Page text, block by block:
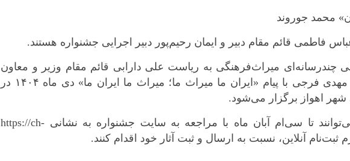
محمد جوروند
فاطمی قائم مقام دبیر و ایمان رحیم‌پور دبیر اجرایی جشنواره هستند.
چندرسانه‌ای میراث‌فرهنگی به ریاست علی دارابی قائم مقام وزیر و معاون
فرجی با پیام «ایران ما میراث ما؛ میراث ما ایران ما» دی ماه
در
شهر اهواز برگزار می‌شود.
هنرمندان و صاحبان اثر می‌‏توانند تا سی‌ام آبان ماه با مراجعه به سایت جشنواره به نشانی https://ch-